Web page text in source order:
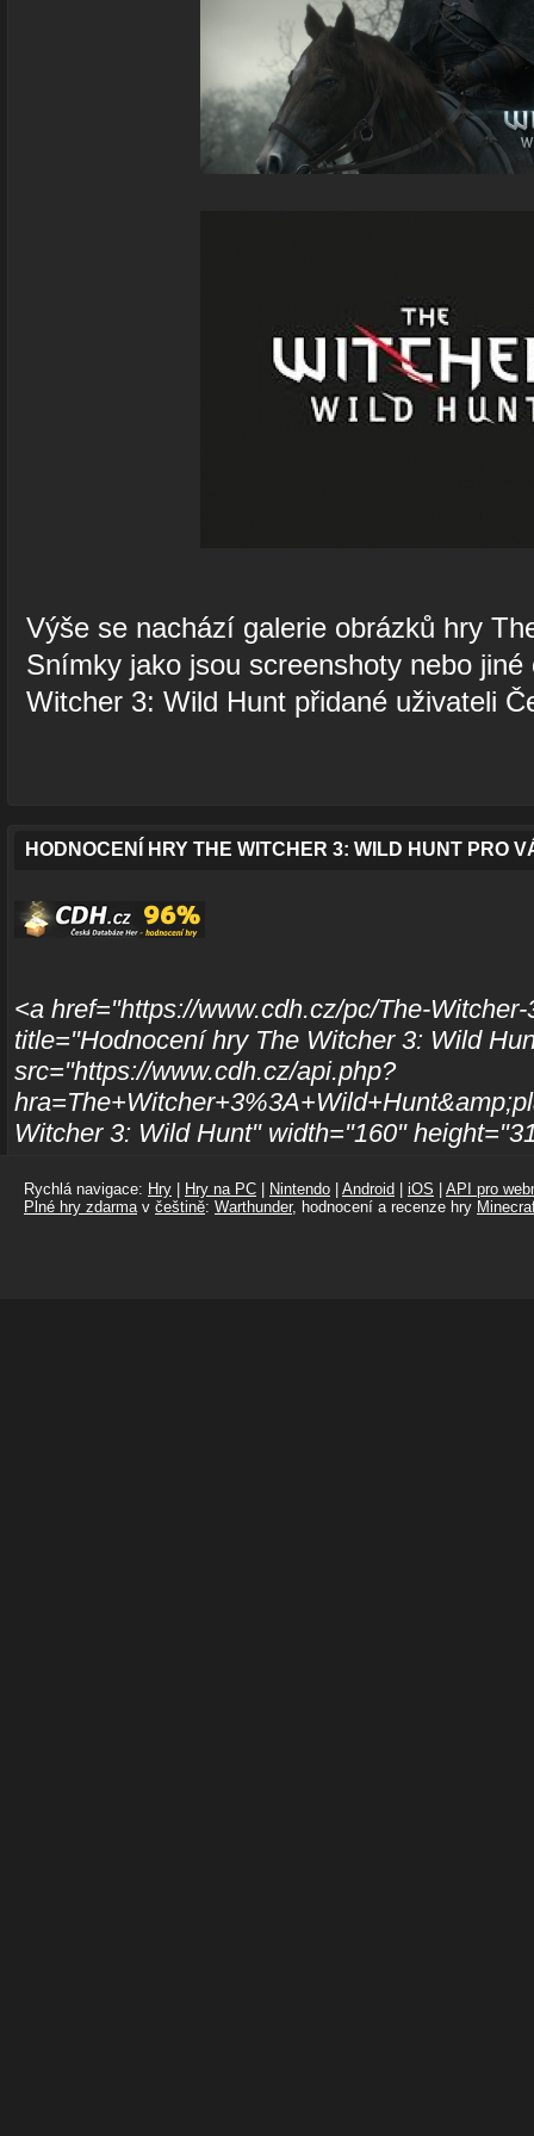
Výše se nachází galerie obrázků hry
Snímky jako jsou screenshoty nebo
Witcher 3: Wild Hunt přidané uživateli
HODNOCENÍ HRY THE WITCHER 3: WILD HUNT PRO
<a href="https://www.cdh.cz/pc/The-
title="Hodnocení hry The Witcher 3: Wild
src="https://www.cdh.cz/api.php?
Witcher 3: Wild Hunt" width="160"
Rychlá navigace: Hry Hry na PC Nintendo Android iOS
API pro
Plné hry zdarmav češtině: Warthunder, hodnocení a recenze hry